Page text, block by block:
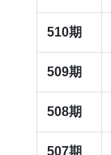
510期
509期
508期
507期